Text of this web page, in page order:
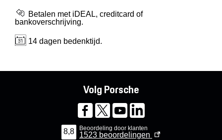
Betalen met iDEAL, creditcard of
bankoverschrijving.
14 dagen bedenktijd.
Volg Porsche
8,8 Beoordeling door klanten
1523 beoordelingen